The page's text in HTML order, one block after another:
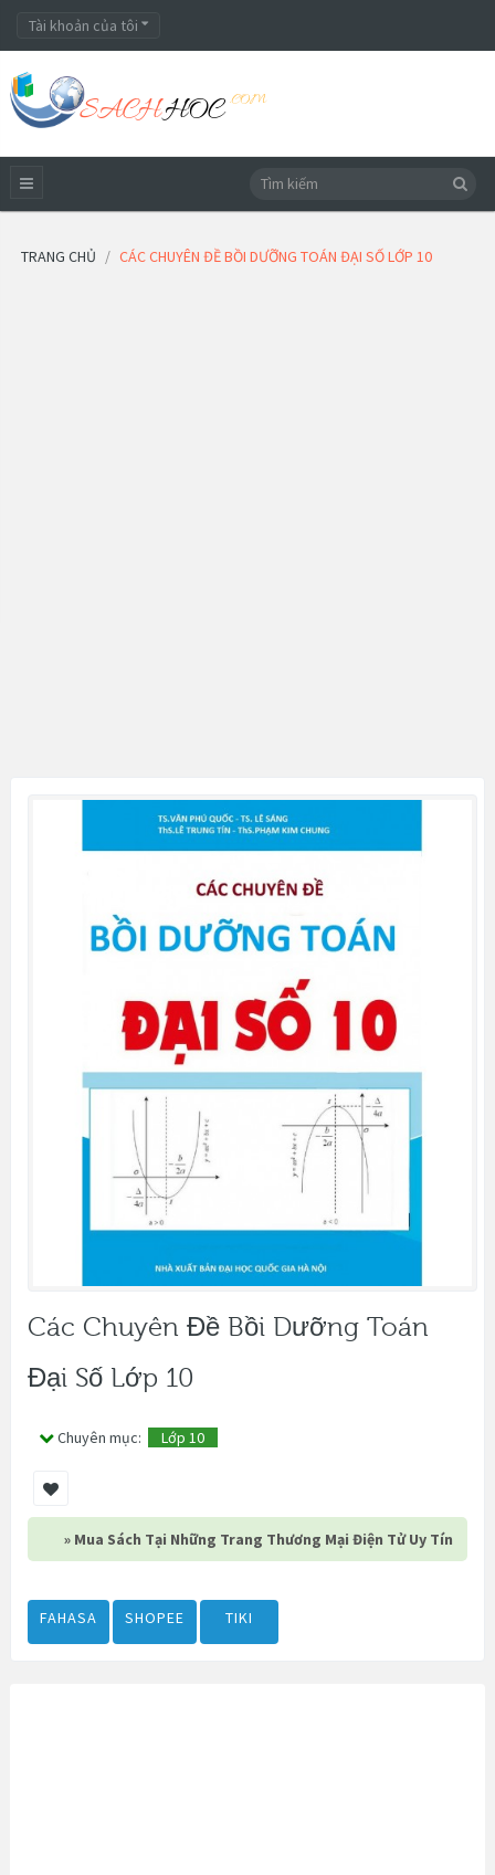
Tài khoản của tôi
TRANG CHỦ CÁC CHUYÊN ĐỀ BỒI DƯỠNG TOÁN ĐẠI SỐ LỚP 10
Các Chuyên Đề Bồi Dưỡng Toán
Đại Số Lớp 10
Chuyên mục: Lớp 10
» Mua Sách Tại Những Trang Thương Mại Điện Tử Uy Tín
FAHASA SHOPEE TIKI